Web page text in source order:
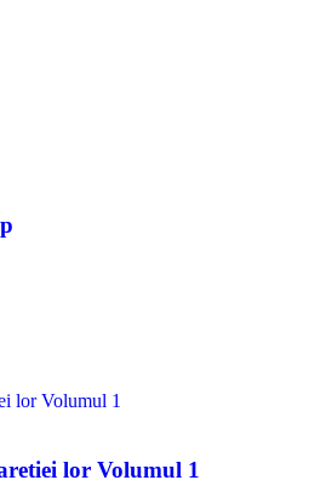
lor Volumul 1